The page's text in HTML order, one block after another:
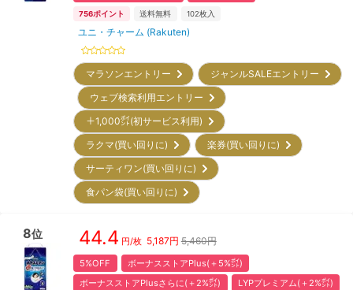
756ポイント 送料無料 102枚入
ユニ・チャーム (Rakuten)
マラソンエントリー
ジャンルSALEエントリー
ウェブ検索利用エントリー
＋1,000㌽(初サービス利用)
ラクマ(買い回りに)
楽券(買い回りに)
サーティワン(買い回りに)
食パン袋(買い回りに)
8位 44.4 円/枚 5,187円 5,460円
5%OFF
ボーナスストアPlus(＋5%㌽)
ボーナスストアPlusさらに(＋2%㌽)
LYPプレミアム(＋2%㌽)